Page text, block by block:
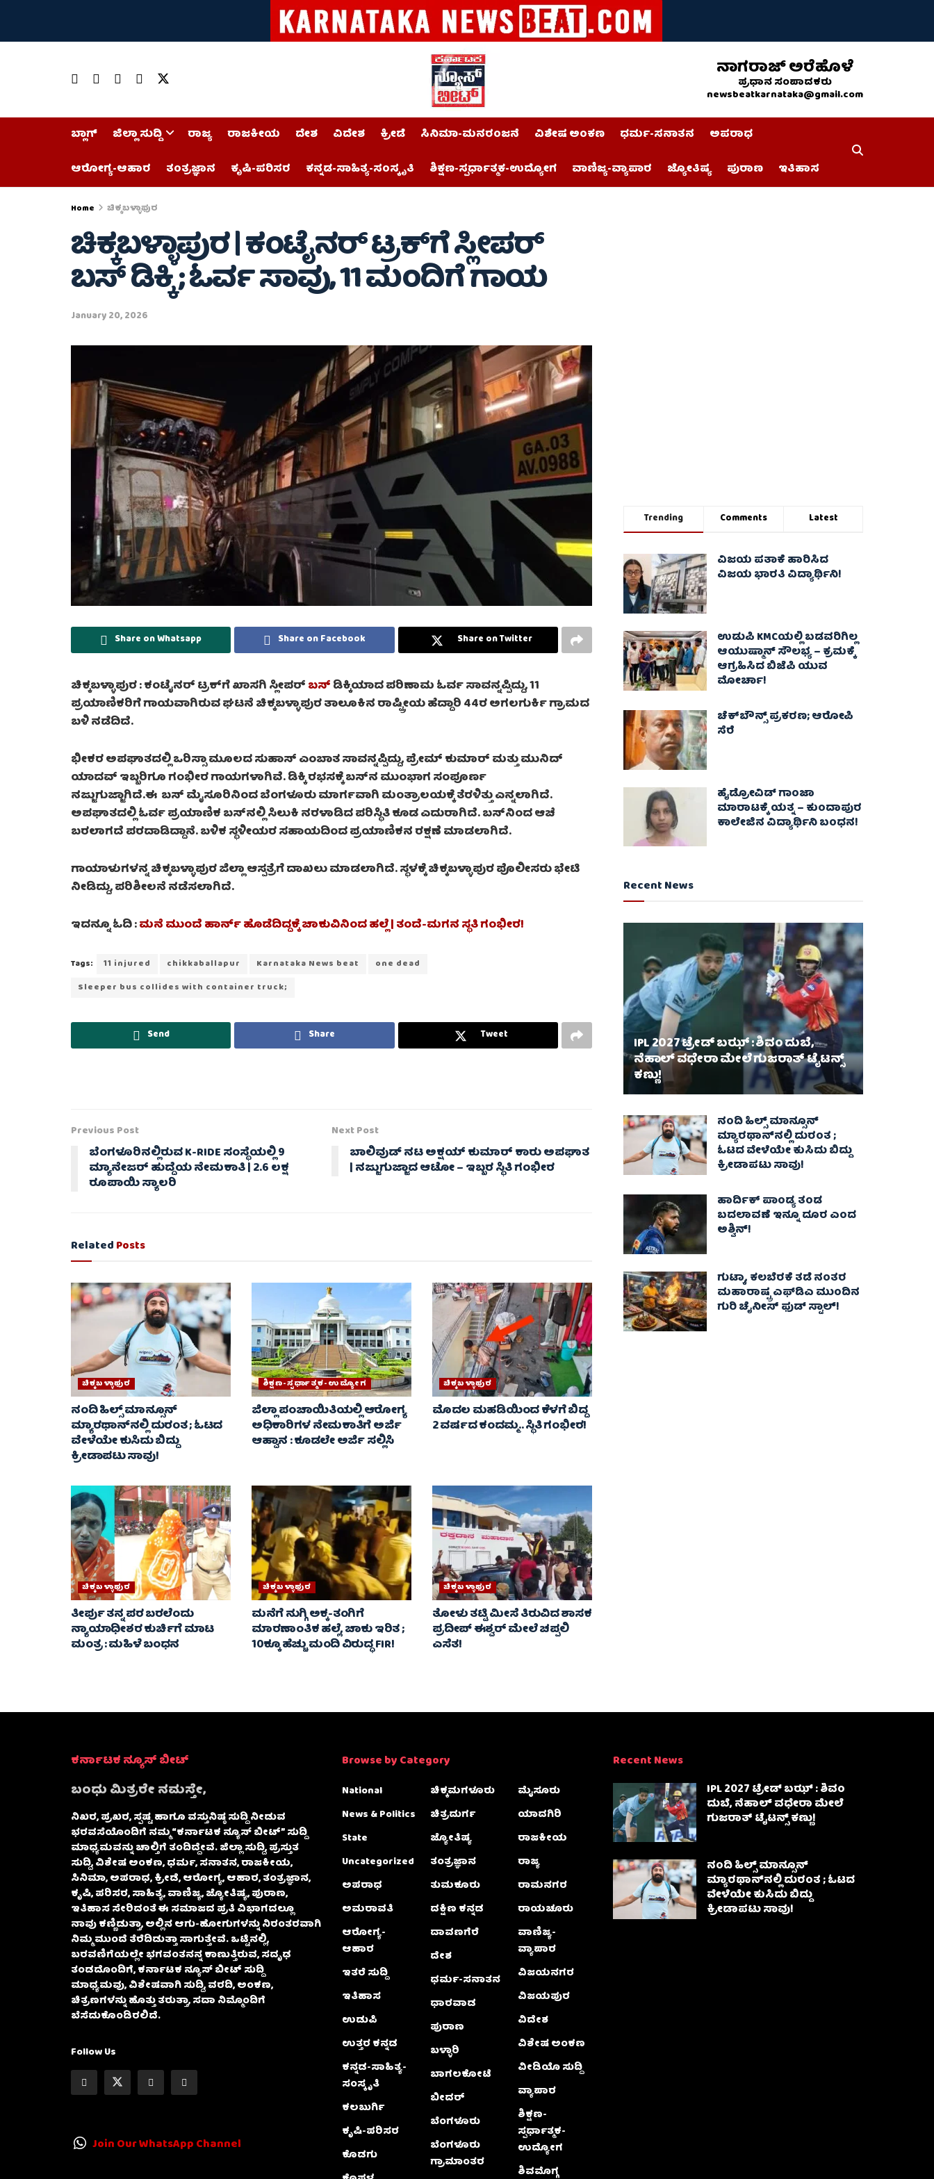
ನಾಗರಾಜ್ ಅರೆಹೊಳೆ
ಪ್ರಧಾನ ಸಂಪಾದಕರು
newsbeatkarnataka@gmail.com
ಬ್ಲಾಗ್ ಜಿಲ್ಲಾ ಸುದ್ದಿ ರಾಜ್ಯ ರಾಜಕೀಯ ದೇಶ ವಿದೇಶ ಕ್ರೀಡೆ ಸಿನಿಮಾ-ಮನರಂಜನೆ ವಿಶೇಷ ಅಂಕಣ ಧರ್ಮ-ಸನಾತನ
ಅಪರಾಧ
ಆರೋಗ್ಯ-ಆಹಾರ
ತಂತ್ರಜ್ಞಾನ ಕೃಷಿ-ಪರಿಸರ ಕನ್ನಡ-ಸಾಹಿತ್ಯ-ಸಂಸ್ಕೃತಿ ಶಿಕ್ಷಣ-ಸ್ಪರ್ಧಾತ್ಮಕ-ಉದ್ಯೋಗ ವಾಣಿಜ್ಯ-ವ್ಯಾಪಾರ ಜ್ಯೋತಿಷ್ಯ ಪುರಾಣ ಇತಿಹಾಸ
Home ಚಿಕ್ಕಬಳ್ಳಾಫುರ
ಚಿಕ್ಕಬಳ್ಳಾಪುರ | ಕಂಟೈನರ್ ಟ್ರಕ್‌ಗೆ ಸ್ಲೀಪರ್
ಬಸ್ ಡಿಕ್ಕಿ ; ಓರ್ವ ಸಾವು, 11 ಮಂದಿಗೆ ಗಾಯ
January 20, 2026
Share on Whatsapp Share on Facebook Share on Twitter
ಚಿಕ್ಕಬಳ್ಳಾಪುರ : ಕಂಟೈನರ್ ಟ್ರಕ್‌ಗೆ ಖಾಸಗಿ ಸ್ಲೀಪರ್ಬಸ್ಡಿಕ್ಕಿಯಾದ ಪರಿಣಾಮ ಓರ್ವ ಸಾವನ್ನಪ್ಪಿದ್ದು, 11
ಪ್ರಯಾಣಿಕರಿಗೆ ಗಾಯವಾಗಿರುವ ಘಟನೆ ಚಿಕ್ಕಬಳ್ಳಾಪುರ ತಾಲೂಕಿನ ರಾಷ್ಟ್ರೀಯ ಹೆದ್ದಾರಿ 44ರ ಅಗಲಗುರ್ಕಿ ಗ್ರಾಮದ
ಬಳಿ ನಡೆದಿದೆ.
ಭೀಕರ ಅಪಘಾತದಲ್ಲಿ ಒರಿಸ್ಸಾ ಮೂಲದ ಸುಹಾಸ್​ ಎಂಬಾತ ಸಾವನ್ನಪ್ಪಿದ್ದು, ಪ್ರೇಮ್ ಕುಮಾರ್ ಮತ್ತು ಮುನಿದ್
ಯಾದವ್ ಇಬ್ಬರಿಗೂ ಗಂಭೀರ ಗಾಯಗಳಾಗಿವೆ. ಡಿಕ್ಕಿ ರಭಸಕ್ಕೆ ಬಸ್​ನ ಮುಂಭಾಗ ಸಂಪೂರ್ಣ
ನಜ್ಜುಗುಜ್ಜಾಗಿದೆ.ಈ ​ ಬಸ್​ ಮೈಸೂರಿನಿಂದ ಬೆಂಗಳೂರು ಮಾರ್ಗವಾಗಿ ಮಂತ್ರಾಲಯಕ್ಕೆ ತೆರಳಿತ್ತು ಎನ್ನಲಾಗಿದೆ.
ಅಪಘಾತದಲ್ಲಿ ಓರ್ವ ಪ್ರಯಾಣಿಕ ಬಸ್‌ನಲ್ಲಿ ಸಿಲುಕಿ ನರಳಾಡಿದ ಪರಿಸ್ಥಿತಿ ಕೂಡ ಎದುರಾಗಿದೆ. ಬಸ್​ನಿಂದ ಆಚೆ
ಬರಲಾಗದೆ ಪರದಾಡಿದ್ದಾನೆ. ಬಳಿಕ ಸ್ಥಳೀಯರ ಸಹಾಯದಿಂದ ಪ್ರಯಾಣಿಕನ ರಕ್ಷಣೆ ಮಾಡಲಾಗಿದೆ.
ಗಾಯಾಳುಗಳನ್ನ ಚಿಕ್ಕಬಳ್ಳಾಪುರ ಜಿಲ್ಲಾ ಆಸ್ಪತ್ರೆಗೆ ದಾಖಲು ಮಾಡಲಾಗಿದೆ. ಸ್ಥಳಕ್ಕೆ ಚಿಕ್ಕಬಳ್ಳಾಪುರ ಪೊಲೀಸರು ಭೇಟಿ
ನೀಡಿದ್ದು, ಪರಿಶೀಲನೆ ನಡೆಸಲಾಗಿದೆ.
ಇದನ್ನೂ ಓದಿ :ಮನೆ ಮುಂದೆ ಹಾರ್ನ್ ಹೊಡೆದಿದ್ದಕ್ಕೆ ಚಾಕುವಿನಿಂದ ಹಲ್ಲೆ | ತಂದೆ-ಮಗನ ಸ್ಥತಿ ಗಂಭೀರ!
Tags: 11 injured chikkaballapur Karnataka News beat
one dead
Sleeper bus collides with container truck;
Send Share Tweet
Previous Post
ಬೆಂಗಳೂರಿನಲ್ಲಿರುವ K-RIDE ಸಂಸ್ಥೆಯಲ್ಲಿ 9
ಮ್ಯಾನೇಜರ್ ಹುದ್ದೆಯ ನೇಮಕಾತಿ | 2.6 ಲಕ್ಷ
ರೂಪಾಯಿ ಸ್ಯಾಲರಿ
Next Post
ಬಾಲಿವುಡ್ ನಟ ಅಕ್ಷಯ್ ಕುಮಾರ್ ಕಾರು ಅಪಘಾತ
| ನಜ್ಜುಗುಜ್ಜಾದ ಆಟೋ – ಇಬ್ಬರ ಸ್ಥಿತಿ ಗಂಭೀರ
RelatedPosts
ಚಿಕ್ಕಬಳ್ಳಾಫುರ
ನಂದಿ ಹಿಲ್ಸ್ ಮಾನ್ಸೂನ್
ಮ್ಯಾರಥಾನ್‌ನಲ್ಲಿ ದುರಂತ ; ಓಟದ
ವೇಳೆಯೇ ಕುಸಿದು ಬಿದ್ದು
ಕ್ರೀಡಾಪಟು ಸಾವು!
ಶಿಕ್ಷಣ-ಸ್ಪರ್ಧಾತ್ಮಕ-ಉದ್ಯೋಗ
ಜಿಲ್ಲಾ ಪಂಚಾಯಿತಿಯಲ್ಲಿ ಆರೋಗ್ಯ
ಅಧಿಕಾರಿಗಳ ನೇಮಕಾತಿಗೆ ಅರ್ಜಿ
ಆಹ್ವಾನ : ಕೂಡಲೇ ಅರ್ಜಿ ಸಲ್ಲಿಸಿ
ಚಿಕ್ಕಬಳ್ಳಾಫುರ
ಮೊದಲ ಮಹಡಿಯಿಂದ ಕೆಳಗೆ ಬಿದ್ದ
2 ವರ್ಷದ ಕಂದಮ್ಮ.. ಸ್ಥಿತಿ ಗಂಭೀರ!
ಚಿಕ್ಕಬಳ್ಳಾಫುರ
ತೀರ್ಪು ತನ್ನ ಪರ ಬರಲೆಂದು
ನ್ಯಾಯಾಧೀಶರ ಕುರ್ಚಿಗೆ ಮಾಟ
ಮಂತ್ರ : ಮಹಿಳೆ ಬಂಧನ
ಚಿಕ್ಕಬಳ್ಳಾಫುರ
ಮನೆಗೆ ನುಗ್ಗಿ ಅಕ್ಕ-ತಂಗಿಗೆ
ಮಾರಣಾಂತಿಕ ಹಲ್ಲೆ, ಚಾಕು ಇರಿತ ;
10ಕ್ಕೂ ಹೆಚ್ಚು ಮಂದಿ ವಿರುದ್ಧ FIR!
ಚಿಕ್ಕಬಳ್ಳಾಫುರ
ತೋಳು ತಟ್ಟಿ ಮೀಸೆ ತಿರುವಿದ ಶಾಸಕ
ಪ್ರದೀಪ್ ಈಶ್ವರ್ ಮೇಲೆ ಚಪ್ಪಲಿ
ಎಸೆತ!
Trending Comments Latest
ವಿಜಯ ಪತಾಕೆ ಹಾರಿಸಿದ
ವಿಜಯ ಭಾರತಿ ವಿದ್ಯಾರ್ಥಿನಿ!
ಉಡುಪಿ KMCಯಲ್ಲಿ ಬಡವರಿಗಿಲ್ಲ
ಆಯುಷ್ಮಾನ್ ಸೌಲಭ್ಯ – ಕ್ರಮಕ್ಕೆ
ಆಗ್ರಹಿಸಿದ ಬಿಜೆಪಿ ಯುವ
ಮೋರ್ಚಾ!
ಚೆಕ್​ಬೌನ್ಸ್​ ಪ್ರಕರಣ; ಆರೋಪಿ
ಸೆರೆ
ಹೈಡ್ರೋವಿಡ್ ಗಾಂಜಾ
ಮಾರಾಟಕ್ಕೆ ಯತ್ನ – ಕುಂದಾಪುರ
ಕಾಲೇಜಿನ ವಿದ್ಯಾರ್ಥಿನಿ ಬಂಧನ!
Recent News
IPL 2027 ಟ್ರೇಡ್‌ ಬಝ್ : ಶಿವಂ ದುಬೆ,
ನೆಹಾಲ್ ವಧೇರಾ ಮೇಲೆ ಗುಜರಾತ್ ಟೈಟನ್ಸ್
ಕಣ್ಣು!
ನಂದಿ ಹಿಲ್ಸ್ ಮಾನ್ಸೂನ್
ಮ್ಯಾರಥಾನ್‌ನಲ್ಲಿ ದುರಂತ ;
ಓಟದ ವೇಳೆಯೇ ಕುಸಿದು ಬಿದ್ದು
ಕ್ರೀಡಾಪಟು ಸಾವು!
ಹಾರ್ದಿಕ್ ಪಾಂಡ್ಯ ತಂಡ
ಬದಲಾವಣೆ ಇನ್ನೂ ದೂರ ಎಂದ
ಅಶ್ವಿನ್​!
ಗುಟ್ಕಾ, ಕಲಬೆರಕೆ ತಡೆ ನಂತರ
ಮಹಾರಾಷ್ಟ್ರ ಎಫ್‌ಡಿಎ ಮುಂದಿನ
ಗುರಿ ಚೈನೀಸ್ ಫುಡ್ ಸ್ಟಾಲ್‌!
ಕರ್ನಾಟಕ ನ್ಯೂಸ್ ಬೀಟ್
ಬಂಧು ಮಿತ್ರರೇ ನಮಸ್ತೇ,
ನಿಖರ, ಪ್ರಖರ, ಸ್ಪಷ್ಟ ಹಾಗೂ ವಸ್ತುನಿಷ್ಠ ಸುದ್ದಿ ನೀಡುವ
ಭರವಸೆಯೊಂದಿಗೆ ನಮ್ಮ “ಕರ್ನಾಟಕ ನ್ಯೂಸ್ ಬೀಟ್” ಸುದ್ದಿ
ಮಾಧ್ಯಮವನ್ನು ಚಾಲ್ತಿಗೆ ತಂದಿದ್ದೇವೆ. ಜಿಲ್ಲಾ ಸುದ್ದಿ, ಪ್ರಸ್ತುತ
ಸುದ್ದಿ, ವಿಶೇಷ ಅಂಕಣ, ಧರ್ಮ, ಸನಾತನ, ರಾಜಕೀಯ,
ಸಿನಿಮಾ, ಅಪರಾಧ, ಕ್ರೀಡೆ, ಆರೋಗ್ಯ, ಆಹಾರ, ತಂತ್ರಜ್ಞಾನ,
ಕೃಷಿ, ಪರಿಸರ, ಸಾಹಿತ್ಯ, ವಾಣಿಜ್ಯ, ಜ್ಯೋತಿಷ್ಯ, ಪುರಾಣ,
ಇತಿಹಾಸ ಸೇರಿದಂತೆ ಈ ಸಮಾಜದ ಪ್ರತಿ ವಿಭಾಗದಲ್ಲೂ
ನಾವು ಕಣ್ಣಿಡುತ್ತಾ, ಅಲ್ಲಿನ ಆಗು-ಹೋಗುಗಳನ್ನು ನಿರಂತರವಾಗಿ
ನಿಮ್ಮ ಮುಂದೆ ತೆರೆದಿಡುತ್ತಾ ಸಾಗುತ್ತೇವೆ. ಒಟ್ಟಿನಲ್ಲಿ,
ಬರವಣಿಗೆಯಲ್ಲೇ ಭಗವಂತನನ್ನ ಕಾಣುತ್ತಿರುವ, ಸದೃಢ
ತಂಡದೊಂದಿಗೆ, ಕರ್ನಾಟಕ ನ್ಯೂಸ್ ಬೀಟ್ ಸುದ್ದಿ
ಮಾಧ್ಯಮವು, ವಿಶೇಷವಾಗಿ ಸುದ್ದಿ, ವರದಿ, ಅಂಕಣ,
ಚಿತ್ರಣಗಳನ್ನು ಹೊತ್ತು ತರುತ್ತಾ, ಸದಾ ನಿಮ್ಮೊಂದಿಗೆ
ಬೆಸೆದುಕೊಂಡಿರಲಿದೆ.
Follow Us
Join Our WhatsApp Channel
Browse by Category
National
News & Politics
State
Uncategorized
ಅಪರಾಧ
ಅಮರಾವತಿ
ಆರೋಗ್ಯ-
ಆಹಾರ
ಇತರೆ ಸುದ್ದಿ
ಇತಿಹಾಸ
ಉಡುಪಿ
ಉತ್ತರ ಕನ್ನಡ
ಕನ್ನಡ-ಸಾಹಿತ್ಯ-
ಸಂಸ್ಕೃತಿ
ಕಲಬುರ್ಗಿ
ಕೃಷಿ-ಪರಿಸರ
ಕೊಡಗು
ಚಿಕ್ಕಮಗಳೂರು
ಚಿತ್ರದುರ್ಗ
ಜ್ಯೋತಿಷ್ಯ
ತಂತ್ರಜ್ಞಾನ
ತುಮಕೂರು
ದಕ್ಷಿಣ ಕನ್ನಡ
ದಾವಣಗೆರೆ
ದೇಶ
ಧರ್ಮ-ಸನಾತನ
ಧಾರವಾಡ
ಪುರಾಣ
ಬಳ್ಳಾರಿ
ಬಾಗಲಕೋಟೆ
ಬೀದರ್
ಬೆಂಗಳೂರು
ಬೆಂಗಳೂರು
ಗ್ರಾಮಾಂತರ
ಮೈಸೂರು
ಯಾದಗಿರಿ
ರಾಜಕೀಯ
ರಾಜ್ಯ
ರಾಮನಗರ
ರಾಯಚೂರು
ವಾಣಿಜ್ಯ-
ವ್ಯಾಪಾರ
ವಿಜಯನಗರ
ವಿಜಯಪುರ
ವಿದೇಶ
ವಿಶೇಷ ಅಂಕಣ
ವೀಡಿಯೊ ಸುದ್ದಿ
ವ್ಯಾಪಾರ
ಶಿಕ್ಷಣ-
ಸ್ಪರ್ಧಾತ್ಮಕ-
ಉದ್ಯೋಗ
ಶಿವಮೊಗ್ಗ
Recent News
IPL 2027 ಟ್ರೇಡ್‌ ಬಝ್ : ಶಿವಂ
ದುಬೆ, ನೆಹಾಲ್ ವಧೇರಾ ಮೇಲೆ
ಗುಜರಾತ್ ಟೈಟನ್ಸ್ ಕಣ್ಣು!
ನಂದಿ ಹಿಲ್ಸ್ ಮಾನ್ಸೂನ್
ಮ್ಯಾರಥಾನ್‌ನಲ್ಲಿ ದುರಂತ ; ಓಟದ
ವೇಳೆಯೇ ಕುಸಿದು ಬಿದ್ದು
ಕ್ರೀಡಾಪಟು ಸಾವು!